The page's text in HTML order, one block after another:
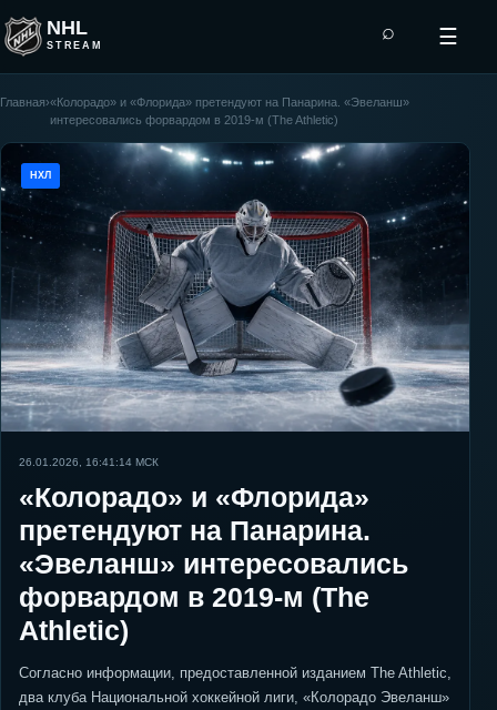
NHL
STREAM
⌕ ☰
Главная›«Колорадо» и «Флорида» претендуют на Панарина. «Эвеланш»
интересовались форвардом в 2019-м (The Athletic)
НХЛ
26.01.2026, 16:41:14 МСК
«Колорадо» и «Флорида»
претендуют на Панарина.
«Эвеланш» интересовались
форвардом в 2019-м (The
Athletic)
Согласно информации, предоставленной изданием The Athletic,
два клуба Национальной хоккейной лиги, «Колорадо Эвеланш»